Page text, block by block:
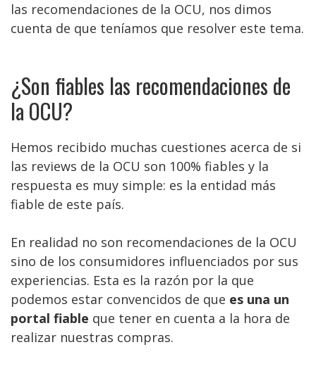
las recomendaciones de la OCU, nos dimos
cuenta de que teníamos que resolver este tema.
¿Son fiables las recomendaciones de
la OCU?
Hemos recibido muchas cuestiones acerca de si
las reviews de la OCU son 100% fiables y la
respuesta es muy simple: es la entidad más
fiable de este país.
En realidad no son recomendaciones de la OCU
sino de los consumidores influenciados por sus
experiencias. Esta es la razón por la que
podemos estar convencidos de que es una un
portal fiable que tener en cuenta a la hora de
realizar nuestras compras.